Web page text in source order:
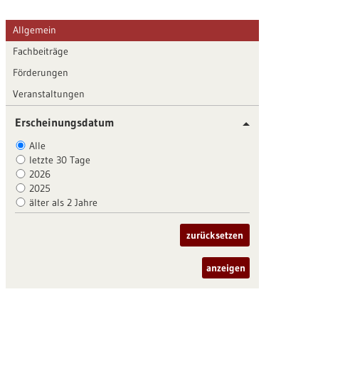
Allgemein
Fachbeiträge
Förderungen
Veranstaltungen
Erscheinungsdatum
Alle
letzte 30 Tage
2026
2025
älter als 2 Jahre
zurücksetzen
anzeigen